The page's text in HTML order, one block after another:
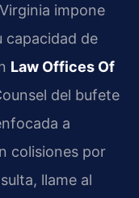
impone
capacidad de
Law Offices Of
del bufete
a
colisiones por
llame al